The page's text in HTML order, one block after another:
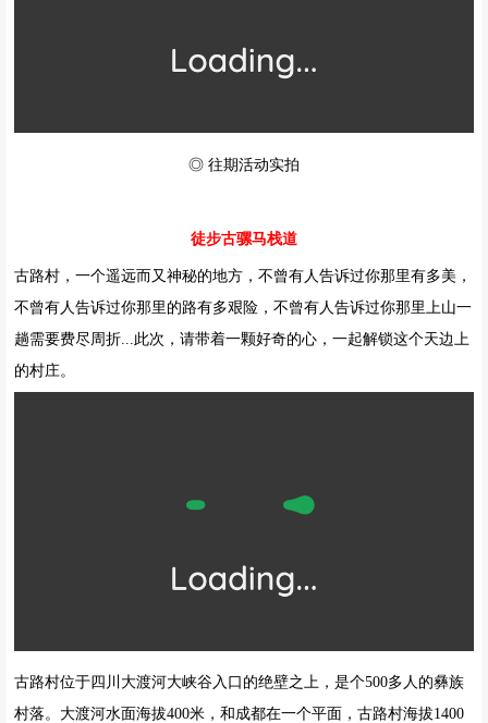
◎ 往期活动实拍
徒步古骡马栈道
古路村，一个遥远而又神秘的地方，不曾有人告诉过你那里有多美，
不曾有人告诉过你那里的路有多艰险，不曾有人告诉过你那里上山一
趟需要费尽周折...此次，请带着一颗好奇的心，一起解锁这个天边上
的村庄。
古路村位于四川大渡河大峡谷入口的绝壁之上，是个500多人的彝族
村落。大渡河水面海拔400米，和成都在一个平面，古路村海拔1400